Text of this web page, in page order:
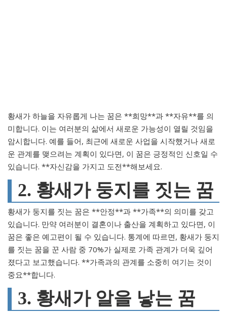
황새가 하늘을 자유롭게 나는 꿈은 **희망**과 **자유**를 의
미합니다. 이는 여러분의 삶에서 새로운 가능성이 열릴 것임을
암시합니다. 예를 들어, 최근에 새로운 사업을 시작했거나 새로
운 관계를 맺으려는 계획이 있다면, 이 꿈은 긍정적인 신호일 수
있습니다. **자신감을 가지고 도전**해보세요.
2. 황새가 둥지를 짓는 꿈
황새가 둥지를 짓는 꿈은 **안정**과 **가족**의 의미를 갖고
있습니다. 만약 여러분이 결혼이나 출산을 계획하고 있다면, 이
꿈은 좋은 예고편이 될 수 있습니다. 통계에 따르면, 황새가 둥지
를 짓는 꿈을 꾼 사람 중 70%가 실제로 가족 관계가 더욱 깊어
졌다고 보고했습니다. **가족과의 관계를 소중히 여기는 것이
중요**합니다.
3. 황새가 알을 낳는 꿈